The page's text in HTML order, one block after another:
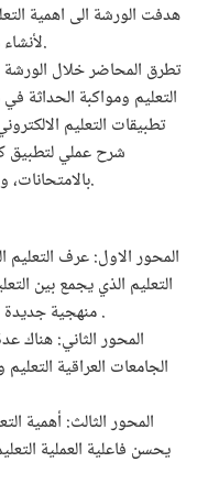
هدفت الورشة الى اهمية
لأنشاء منهجية جديدة للتعليم في الجامعات العراقية.
تطرق المحاضر خلال الورشة
التعليم ومواكبة الحداثة
تطبيقات التعليم
شرح عملي لتطبيق
بالامتحانات، وعن قواعد السلوك الخاصة بالتعليم الالكتروني.
المحور الاول: عرف
التعليم الذي يجمع بين
منهجية جديدة في التعليم تسمى التعليم المدمج أو المختلط .
المحور الثاني: هناك
الجامعات العراقية
المحور الثالث: أهمية
يحسن فاعلية العملية